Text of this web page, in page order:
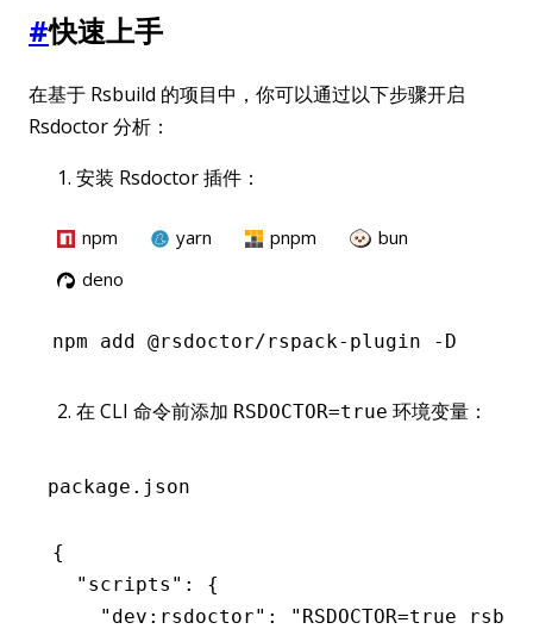
#快速上手
在基于 Rsbuild 的项目中，你可以通过以下步骤开启
Rsdoctor 分析：
安装 Rsdoctor 插件：
npm yarn pnpm
bun
deno
npm add @rsdoctor/rspack-plugin -D
在 CLI 命令前添加 RSDOCTOR=true 环境变量：
package.json
{
  "scripts"
:
{
    "dev:rsdoctor"
:
"RSDOCTOR=true